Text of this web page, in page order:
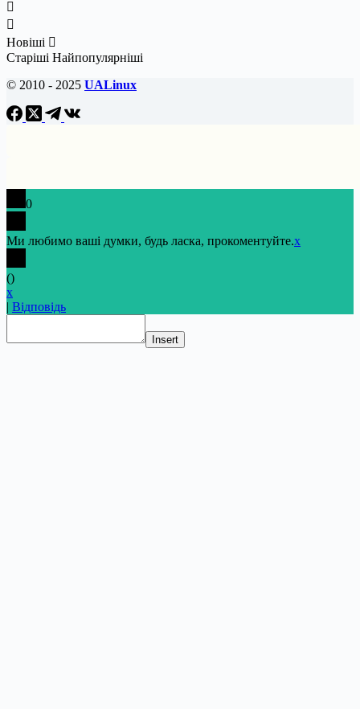
Новіші
Старіші Найпопулярніші
© 2010 - 2025 UALinux
0
Ми любимо ваші думки, будь ласка, прокоментуйте.x
()
x
| Відповідь
Insert